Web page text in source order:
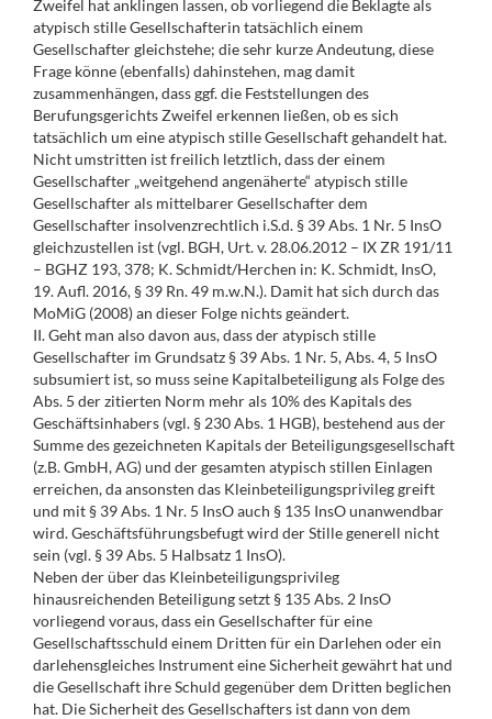
Zweifel hat anklingen lassen, ob vorliegend die Beklagte als
atypisch stille Gesellschafterin tatsächlich einem
Gesellschafter gleichstehe; die sehr kurze Andeutung, diese
Frage könne (ebenfalls) dahinstehen, mag damit
zusammenhängen, dass ggf. die Feststellungen des
Berufungsgerichts Zweifel erkennen ließen, ob es sich
tatsächlich um eine atypisch stille Gesellschaft gehandelt hat.
Nicht umstritten ist freilich letztlich, dass der einem
Gesellschafter „weitgehend angenäherte“ atypisch stille
Gesellschafter als mittelbarer Gesellschafter dem
Gesellschafter insolvenzrechtlich i.S.d. § 39 Abs. 1 Nr. 5 InsO
gleichzustellen ist (vgl. BGH, Urt. v. 28.06.2012 – IX ZR 191/11
– BGHZ 193, 378; K. Schmidt/Herchen in: K. Schmidt, InsO,
19. Aufl. 2016, § 39 Rn. 49 m.w.N.). Damit hat sich durch das
MoMiG (2008) an dieser Folge nichts geändert.
II. Geht man also davon aus, dass der atypisch stille
Gesellschafter im Grundsatz § 39 Abs. 1 Nr. 5, Abs. 4, 5 InsO
subsumiert ist, so muss seine Kapitalbeteiligung als Folge des
Abs. 5 der zitierten Norm mehr als 10% des Kapitals des
Geschäftsinhabers (vgl. § 230 Abs. 1 HGB), bestehend aus der
Summe des gezeichneten Kapitals der Beteiligungsgesellschaft
(z.B. GmbH, AG) und der gesamten atypisch stillen Einlagen
erreichen, da ansonsten das Kleinbeteiligungsprivileg greift
und mit § 39 Abs. 1 Nr. 5 InsO auch § 135 InsO unanwendbar
wird. Geschäftsführungsbefugt wird der Stille generell nicht
sein (vgl. § 39 Abs. 5 Halbsatz 1 InsO).
Neben der über das Kleinbeteiligungsprivileg
hinausreichenden Beteiligung setzt § 135 Abs. 2 InsO
vorliegend voraus, dass ein Gesellschafter für eine
Gesellschaftsschuld einem Dritten für ein Darlehen oder ein
darlehensgleiches Instrument eine Sicherheit gewährt hat und
die Gesellschaft ihre Schuld gegenüber dem Dritten beglichen
hat. Die Sicherheit des Gesellschafters ist dann von dem